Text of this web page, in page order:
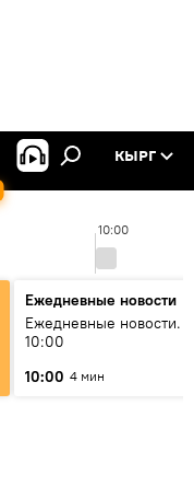
КЫРГ
10:00
Ежедневные новости
Ежедневные новости.
10:00
10:00 4 мин